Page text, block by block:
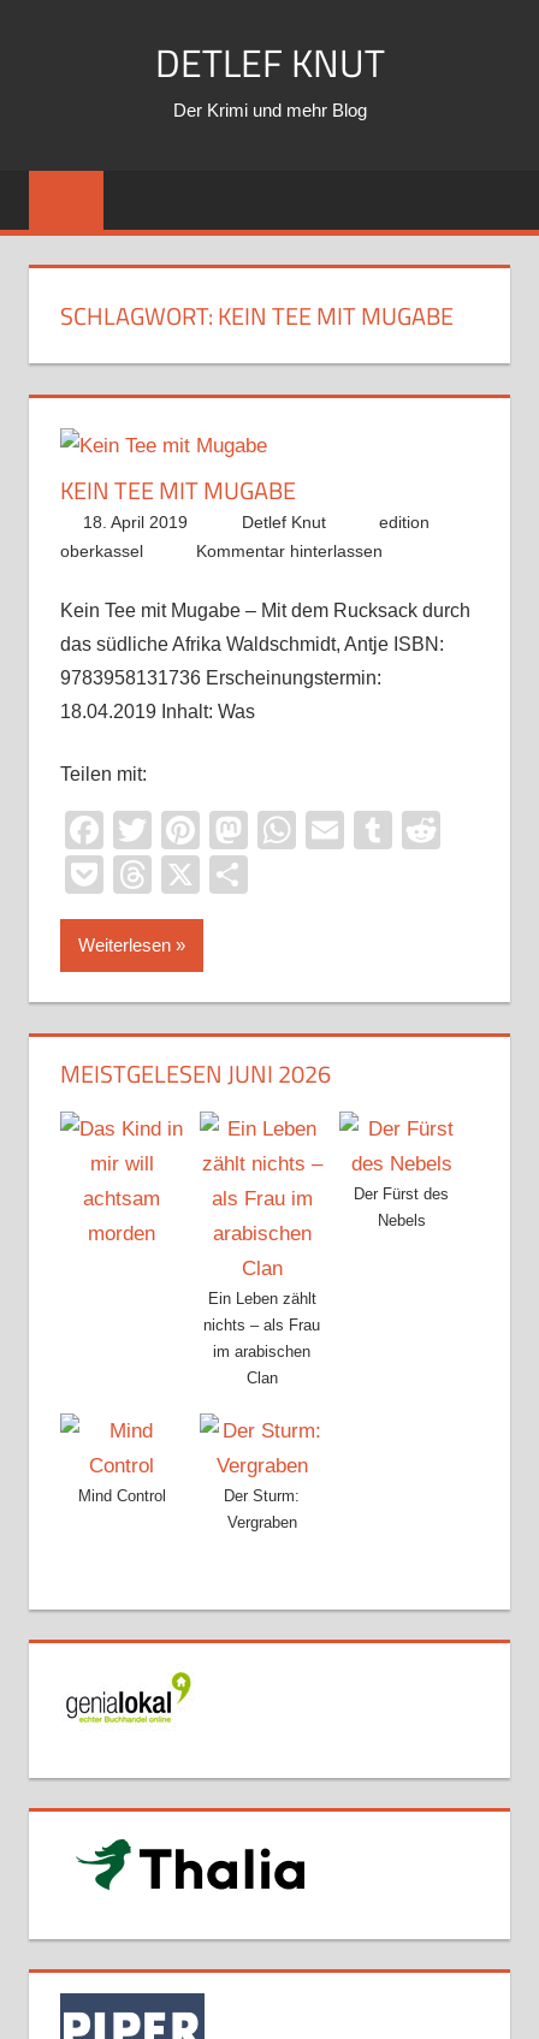
DETLEF KNUT
Der Krimi und mehr Blog
SCHLAGWORT:KEIN TEE MIT MUGABE
KEIN TEE MIT MUGABE
18. April 2019 Detlef Knut
edition
oberkassel
Kommentar hinterlassen
Kein Tee mit Mugabe – Mit dem Rucksack durch
das südliche Afrika Waldschmidt, Antje ISBN:
9783958131736 Erscheinungstermin:
18.04.2019 Inhalt: Was
Teilen mit:
Facebook
TwitterPinterest
Mastodon
WhatsApp
EmailTumblr
PocketThreads
X
Weiterlesen
MEISTGELESEN JUNI 2026
Ein Leben zählt
nichts – als Frau
im arabischen
Clan
Der Fürst des
Nebels
Mind Control
Der Sturm:
Vergraben